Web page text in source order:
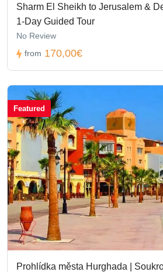
Sharm El Sheikh to Jerusalem &
1-Day Guided Tour
No Review
from 170,00€
Featured
Prohlídka města Hurghada |